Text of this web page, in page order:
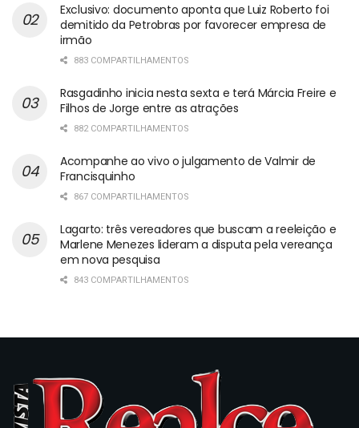
Exclusivo: documento aponta que Luiz Roberto foi
demitido da Petrobras por favorecer empresa de
irmão
883 COMPARTILHAMENTOS
Rasgadinho inicia nesta sexta e terá Márcia Freire e
Filhos de Jorge entre as atrações
882 COMPARTILHAMENTOS
Acompanhe ao vivo o julgamento de Valmir de
Francisquinho
867 COMPARTILHAMENTOS
Lagarto: três vereadores que buscam a reeleição e
Marlene Menezes lideram a disputa pela vereança
em nova pesquisa
843 COMPARTILHAMENTOS